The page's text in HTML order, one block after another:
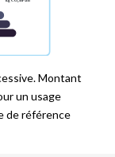
Montant
un usage
de référence